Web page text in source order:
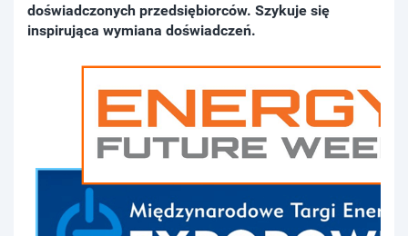
doświadczonych przedsiębiorców. Szykuje się
inspirująca wymiana doświadczeń.